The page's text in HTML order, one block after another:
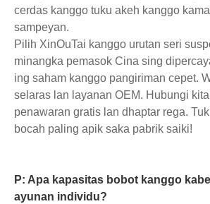
cerdas kanggo tuku akeh kanggo
sampeyan.
Pilih XinOuTai kanggo urutan seri
minangka pemasok Cina sing
ing saham kanggo pangiriman cepet.
selaras lan layanan OEM. Hubungi
penawaran gratis lan dhaptar rega.
bocah paling apik saka pabrik saiki!
P: Apa kapasitas bobot kanggo
ayunan individu?